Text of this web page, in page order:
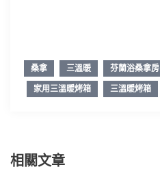
桑拿 三溫暖 芬蘭浴桑拿房
家用三溫暖烤箱
三溫暖烤箱
相關文章